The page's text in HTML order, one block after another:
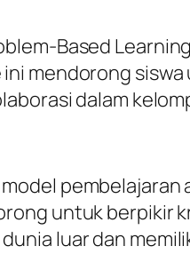
Based
mendorong
dalam
untuk berpikir
luar dan